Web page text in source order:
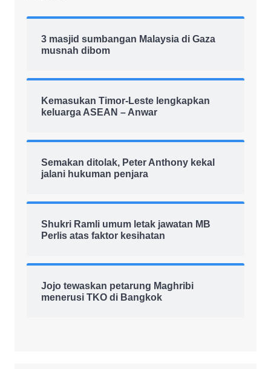
3 masjid sumbangan Malaysia di Gaza
musnah dibom
Kemasukan Timor-Leste lengkapkan
keluarga ASEAN – Anwar
Semakan ditolak, Peter Anthony kekal
jalani hukuman penjara
Shukri Ramli umum letak jawatan MB
Perlis atas faktor kesihatan
Jojo tewaskan petarung Maghribi
menerusi TKO di Bangkok